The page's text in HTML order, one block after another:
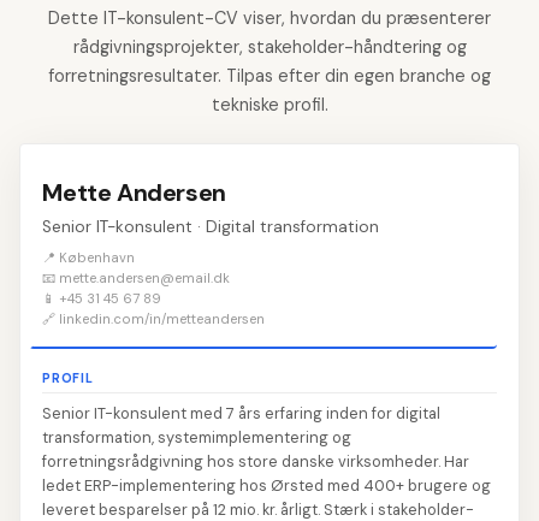
Dette IT-konsulent-CV viser, hvordan du præsenterer
rådgivningsprojekter, stakeholder-håndtering og
forretningsresultater. Tilpas efter din egen branche og
tekniske profil.
Mette Andersen
Senior IT-konsulent · Digital transformation
📍 København
📧 mette.andersen@email.dk
📱 +45 31 45 67 89
🔗 linkedin.com/in/metteandersen
PROFIL
Senior IT-konsulent med 7 års erfaring inden for digital
transformation, systemimplementering og
forretningsrådgivning hos store danske virksomheder. Har
ledet ERP-implementering hos Ørsted med 400+ brugere og
leveret besparelser på 12 mio. kr. årligt. Stærk i stakeholder-